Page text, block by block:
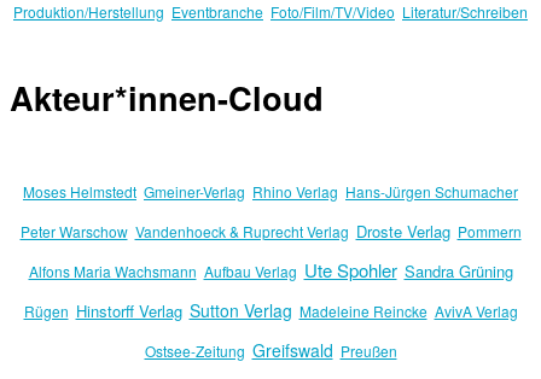
Produktion/Herstellung Eventbranche Foto/Film/TV/Video Literatur/Schreiben
Akteur*innen-Cloud
Moses Helmstedt Gmeiner-Verlag Rhino Verlag Hans-Jürgen Schumacher
Peter Warschow Vandenhoeck & Ruprecht Verlag Droste Verlag Pommern
Alfons Maria Wachsmann Aufbau Verlag Ute Spohler Sandra Grüning
Rügen Hinstorff Verlag Sutton Verlag Madeleine Reincke AvivA Verlag
Ostsee-Zeitung Greifswald Preußen